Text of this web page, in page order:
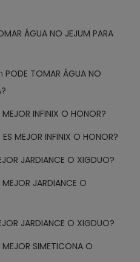
ÁGUA NO JEJUM PARA
PODE TOMAR ÁGUA NO
MEJOR INFINIX O HONOR?
ES MEJOR INFINIX O HONOR?
JARDIANCE O XIGDUO?
MEJOR JARDIANCE O
JARDIANCE O XIGDUO?
MEJOR SIMETICONA O